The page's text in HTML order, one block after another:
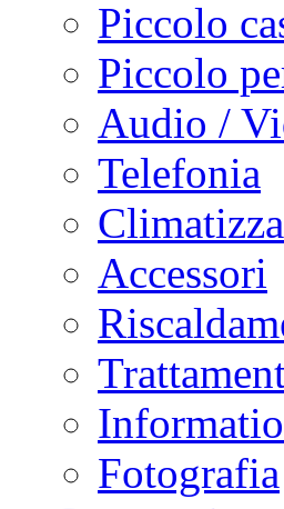
Piccolo
Piccolo
Audio /
Telefonia
Accessori
Fotografia